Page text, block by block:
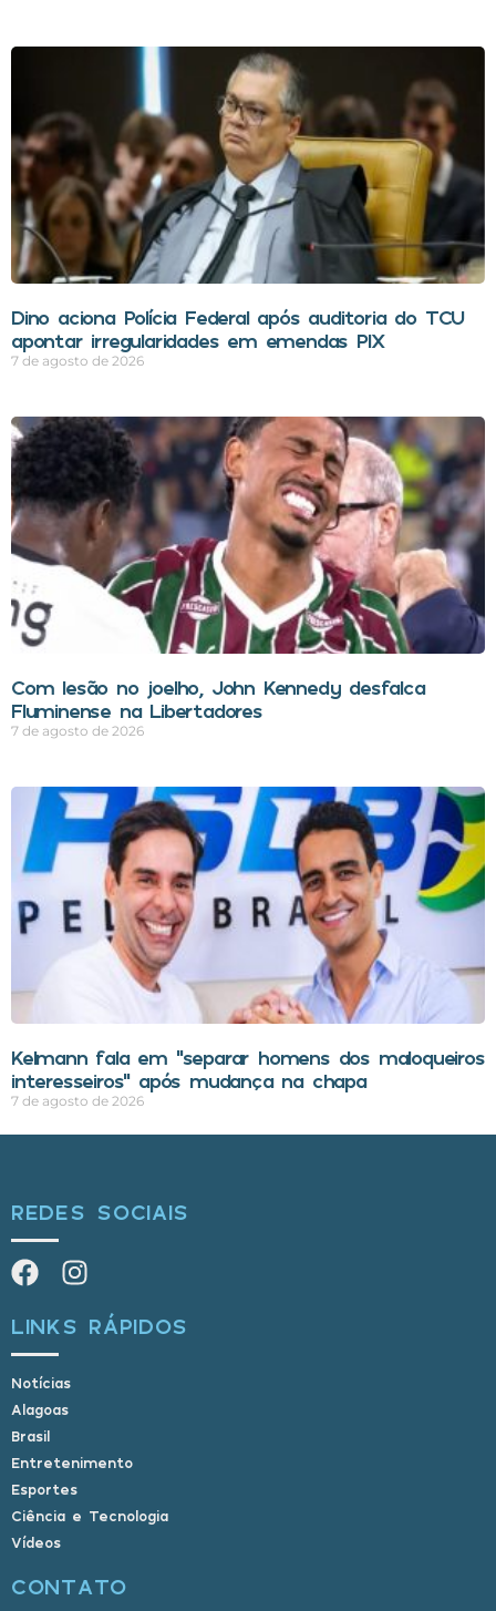
Dino aciona Polícia Federal após auditoria do TCU
apontar irregularidades em emendas PIX
7 de agosto de 2026
Com lesão no joelho, John Kennedy desfalca
Fluminense na Libertadores
7 de agosto de 2026
Kelmann fala em “separar homens dos maloqueiros
interesseiros” após mudança na chapa
7 de agosto de 2026
REDES SOCIAIS
LINKS RÁPIDOS
Notícias
Alagoas
Brasil
Entretenimento
Esportes
Ciência e Tecnologia
Vídeos
CONTATO